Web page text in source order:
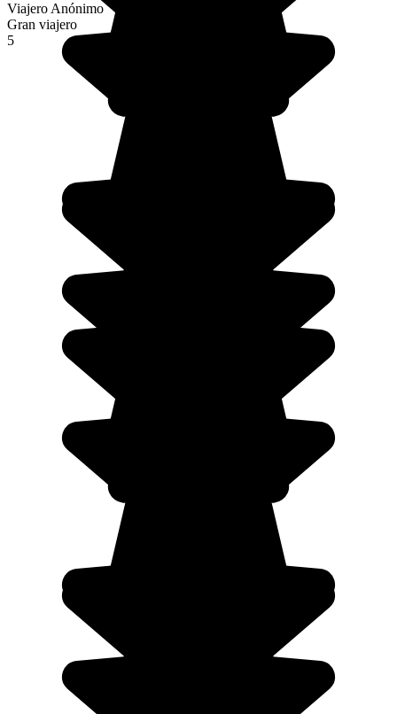
Viajero Anónimo
Gran viajero
5